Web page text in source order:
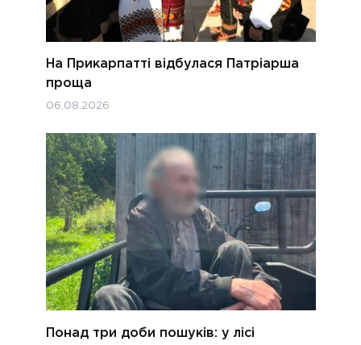
На Прикарпатті відбулася Патріарша
проща
06.08.2026
Понад три доби пошуків: у лісі